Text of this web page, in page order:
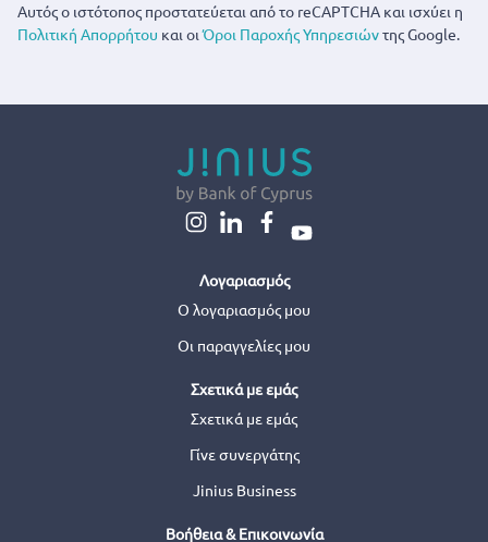
Αυτός ο ιστότοπος προστατεύεται από το reCAPTCHA και ισχύει η
Πολιτική Απορρήτου και οιΌροι Παροχής Υπηρεσιώντης Google.
Λογαριασμός
Ο λογαριασμός μου
Οι παραγγελίες μου
Σχετικά με εμάς
Σχετικά με εμάς
Γίνε συνεργάτης
Jinius Business
Βοήθεια & Επικοινωνία